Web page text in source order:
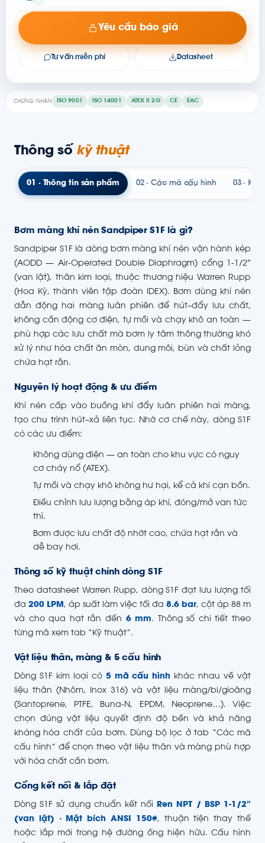
CHỨNG NHẬN ISO 9001 ISO 14001 ATEX II 2G CE EAC
Yêu cầu báo giá
Tư vấn miễn phí Datasheet
Thông số kỹ thuật
01 · Thông tin sản phẩm 02 · Các mã cấu hình 03 · Kỹ
Bơm màng khí nén Sandpiper S1F là gì?
Sandpiper S1F là dòng bơm màng khí nén vận hành kép
(AODD — Air-Operated Double Diaphragm) cổng 1-1/2″
(van lật), thân kim loại, thuộc thương hiệu Warren Rupp
(Hoa Kỳ, thành viên tập đoàn IDEX). Bơm dùng khí nén
dẫn động hai màng luân phiên để hút–đẩy lưu chất,
không cần động cơ điện, tự mồi và chạy khô an toàn —
phù hợp các lưu chất mà bơm ly tâm thông thường khó
xử lý như hóa chất ăn mòn, dung môi, bùn và chất lỏng
chứa hạt rắn.
Nguyên lý hoạt động & ưu điểm
Khí nén cấp vào buồng khí đẩy luân phiên hai màng,
tạo chu trình hút–xả liên tục. Nhờ cơ chế này, dòng S1F
có các ưu điểm:
Không dùng điện — an toàn cho khu vực có nguy
cơ cháy nổ (ATEX).
Tự mồi và chạy khô không hư hại, kể cả khi cạn bồn.
Điều chỉnh lưu lượng bằng áp khí, đóng/mở van tức
thì.
Bơm được lưu chất độ nhớt cao, chứa hạt rắn và
dễ bay hơi.
Thông số kỹ thuật chính dòng S1F
Theo datasheet Warren Rupp, dòng S1F đạt lưu lượng tối
đa 200 LPM, áp suất làm việc tối đa 8.6 bar, cột áp 88 m
và cho qua hạt rắn đến 6 mm. Thông số chi tiết theo
từng mã xem tab “Kỹ thuật”.
Vật liệu thân, màng & 5 cấu hình
Dòng S1F kim loại có 5 mã cấu hình khác nhau về vật
liệu thân (Nhôm, Inox 316) và vật liệu màng/bi/gioăng
(Santoprene, PTFE, Buna-N, EPDM, Neoprene…). Việc
chọn đúng vật liệu quyết định độ bền và khả năng
kháng hóa chất của bơm. Dùng bộ lọc ở tab “Các mã
cấu hình” để chọn theo vật liệu thân và màng phù hợp
với hóa chất cần bơm.
Cổng kết nối & lắp đặt
Dòng S1F sử dụng chuẩn kết nối Ren NPT / BSP 1-1/2″
(van lật) · Mặt bích ANSI 150#, thuận tiện thay thế
hoặc lắp mới trong hệ đường ống hiện hữu. Cấu hình